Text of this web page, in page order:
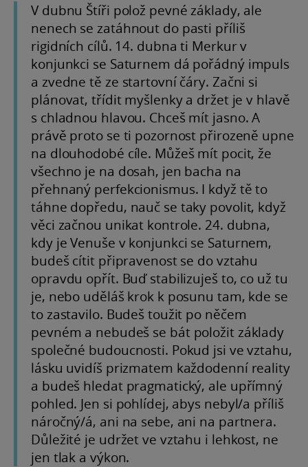
V dubnu Štíři polož pevné základy, ale
nenech se zatáhnout do pasti příliš
rigidních cílů. 14. dubna ti Merkur v
konjunkci se Saturnem dá pořádný impuls
a zvedne tě ze startovní čáry. Začni si
plánovat, třídit myšlenky a držet je v hlavě
s chladnou hlavou. Chceš mít jasno. A
právě proto se ti pozornost přirozeně upne
na dlouhodobé cíle. Můžeš mít pocit, že
všechno je na dosah, jen bacha na
přehnaný perfekcionismus. I když tě to
táhne dopředu, nauč se taky povolit, když
věci začnou unikat kontrole. 24. dubna,
kdy je Venuše v konjunkci se Saturnem,
budeš cítit připravenost se do vztahu
opravdu opřít. Buď stabilizuješ to, co už tu
je, nebo uděláš krok k posunu tam, kde se
to zastavilo. Budeš toužit po něčem
pevném a nebudeš se bát položit základy
společné budoucnosti. Pokud jsi ve vztahu,
lásku uvidíš prizmatem každodenní reality
a budeš hledat pragmatický, ale upřímný
pohled. Jen si pohlídej, abys nebyl/a příliš
náročný/á, ani na sebe, ani na partnera.
Důležité je udržet ve vztahu i lehkost, ne
jen tlak a výkon.